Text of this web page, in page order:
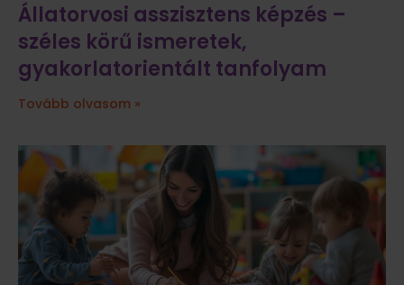
Állatorvosi asszisztens képzés –
széles körű ismeretek,
gyakorlatorientált tanfolyam
Tovább olvasom »